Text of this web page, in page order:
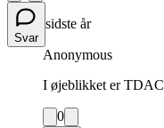
Svar
sidste år
Anonymous
I øjeblikket er TDAC
0